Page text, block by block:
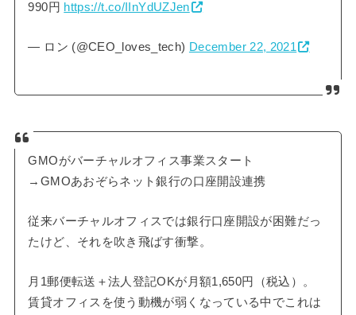
990円 https://t.co/IInYdUZJen
— ロン (@CEO_loves_tech) December 22, 2021
GMOがバーチャルオフィス事業スタート
→GMOあおぞらネット銀行の口座開設連携
従来バーチャルオフィスでは銀行口座開設が困難だっ
たけど、それを吹き飛ばす衝撃。
月1郵便転送＋法人登記OKが月額1,650円（税込）。
賃貸オフィスを使う動機が弱くなっている中でこれは